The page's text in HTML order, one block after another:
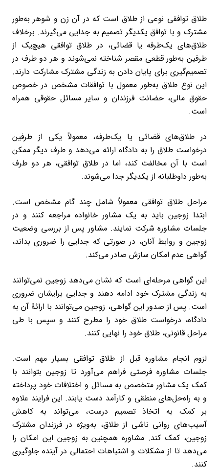
طلاق توافقی نوعی از طلاق است که در آن زن و شوهر به‌طور
مشترک و با توافق یکدیگر تصمیم به جدایی می‌گیرند. برخلاف
طلاق‌های یک‌طرفه یا قضائی، در طلاق توافقی هیچ‌یک از
طرفین به‌طور قطعی مقصر شناخته نمی‌شوند و هر دو طرف در
تصمیم‌گیری برای پایان دادن به زندگی مشترک مشارکت دارند.
این نوع طلاق به‌طور معمول با توافقات مشخص در خصوص
حقوق مالی، حضانت فرزندان و سایر مسائل حقوقی همراه
است.
در طلاق‌های قضائی یا یک‌طرفه، معمولاً یکی از طرفین
درخواست طلاق را به دادگاه ارائه می‌دهد و طرف دیگر ممکن
است با آن مخالفت کند، اما در طلاق توافقی، هر دو طرف
به‌طور داوطلبانه از یکدیگر جدا می‌شوند.
مراحل طلاق توافقی معمولاً شامل چند گام مشخص است.
ابتدا زوجین باید به یک مشاور خانواده مراجعه کنند و در
جلسات مشاوره شرکت نمایند. مشاور پس از بررسی وضعیت
زوجین و روابط آنان، در صورتی که جدایی را ضروری بداند،
گواهی عدم امکان سازش صادر می‌کند.
این گواهی مرحله‌ای است که نشان می‌دهد زوجین نمی‌توانند
به زندگی مشترک خود ادامه دهند و جدایی برایشان ضروری
است. پس از صدور این گواهی، زوجین می‌توانند با ارائۀ آن به
دادگاه، درخواست طلاق خود را مطرح کنند و سپس با طی
مراحل قانونی، طلاق خود را نهایی کنند.
لزوم انجام مشاوره قبل از طلاق توافقی بسیار مهم است.
جلسات مشاوره فرصتی فراهم می‌آورد تا زوجین بتوانند با
کمک یک مشاور متخصص به مسائل و اختلافات خود پرداخته
و به راه‌حل‌های منطقی و کارآمد دست یابند. این فرایند علاوه
بر کمک به اتخاذ تصمیم درست، می‌تواند به کاهش
آسیب‌های روانی ناشی از طلاق، به‌ویژه در فرزندان مشترک
زوجین، کمک کند. مشاوره همچنین به زوجین این امکان را
می‌دهد تا از مشکلات و اشتباهات احتمالی در آینده جلوگیری
کنند.